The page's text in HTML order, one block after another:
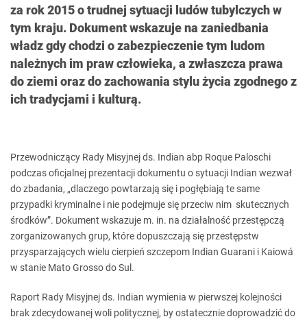
za rok 2015 o trudnej sytuacji ludów tubylczych w
tym kraju. Dokument wskazuje na zaniedbania
władz gdy chodzi o zabezpieczenie tym ludom
należnych im praw człowieka, a zwłaszcza prawa
do ziemi oraz do zachowania stylu życia zgodnego z
ich tradycjami i kulturą.
Przewodniczący Rady Misyjnej ds. Indian abp Roque Paloschi
podczas oficjalnej prezentacji dokumentu o sytuacji Indian wezwał
do zbadania, „dlaczego powtarzają się i pogłębiają te same
przypadki kryminalne i nie podejmuje się przeciw nim skutecznych
środków”. Dokument wskazuje m. in. na działalność przestępczą
zorganizowanych grup, które dopuszczają się przestępstw
przysparzających wielu cierpień szczepom Indian Guarani i Kaiowá
w stanie Mato Grosso do Sul.
Raport Rady Misyjnej ds. Indian wymienia w pierwszej kolejności
brak zdecydowanej woli politycznej, by ostatecznie doprowadzić do